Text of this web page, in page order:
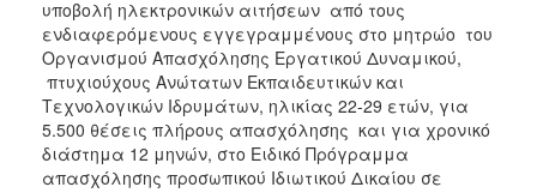
2012
2011
υποβολή ηλεκτρονικών αιτήσεων από τους
ενδιαφερόμενους εγγεγραμμένους στο μητρώο του
Οργανισμού Απασχόλησης Εργατικού Δυναμικού,
πτυχιούχους Ανώτατων Εκπαιδευτικών και
Τεχνολογικών Ιδρυμάτων, ηλικίας 22-29 ετών, για
5.500 θέσεις πλήρους απασχόλησης και για χρονικό
διάστημα 12 μηνών, στο Ειδικό Πρόγραμμα
απασχόλησης προσωπικού Ιδιωτικού Δικαίου σε